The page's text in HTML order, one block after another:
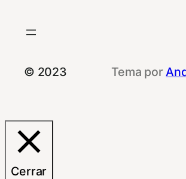
© 2023 Tema por
Cerrar